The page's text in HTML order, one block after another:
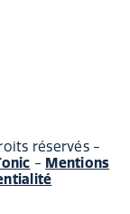
réservés -
- Mentions